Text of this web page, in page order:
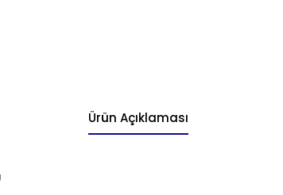
Ürün Açıklaması